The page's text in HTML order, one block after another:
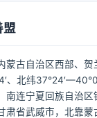
盟
蒙古自治区西部、
、北纬
南连宁夏回族自治
肃省武威市，北靠蒙